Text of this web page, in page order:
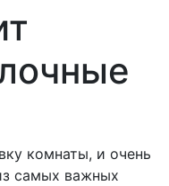
комнаты, и очень
самых важных